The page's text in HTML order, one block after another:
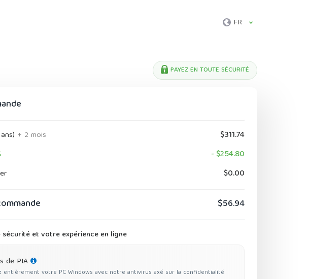
FR
PAYEZ EN TOUTE SÉCURITÉ
+ 2 mois $311.74
- $254.80
$0.00
$56.94
et votre expérience en ligne
de PIA
entièrement votre PC Windows avec notre antivirus axé sur la confidentialité